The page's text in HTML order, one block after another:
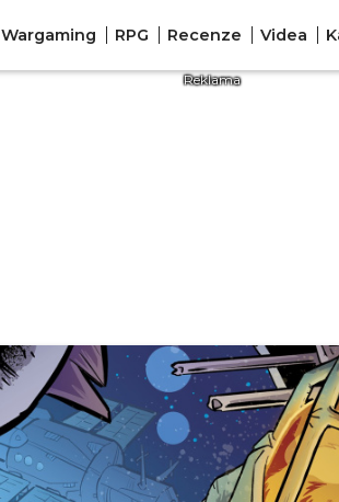
Wargaming RPG Recenze Videa